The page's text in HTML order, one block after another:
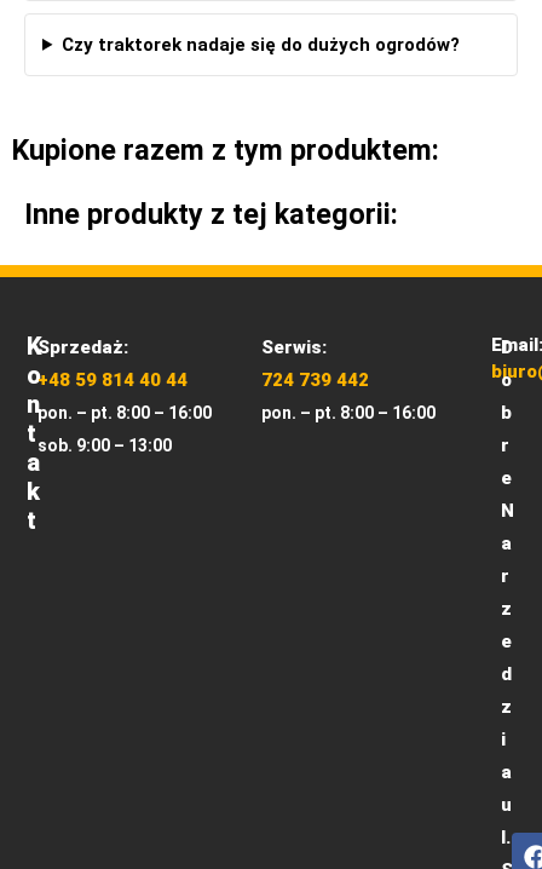
Czy traktorek nadaje się do dużych ogrodów?
Kupione razem z tym produktem:
Inne produkty z tej kategorii:
K
O
N
T
A
K
T
Sprzedaż:
+48 59 814 40 44
pon. – pt. 8:00 – 16:00
sob. 9:00 – 13:00
Serwis:
724 739 442
pon. – pt. 8:00 – 16:00
Email:
D
o
b
r
e
N
a
r
z
e
d
z
i
a
u
l.